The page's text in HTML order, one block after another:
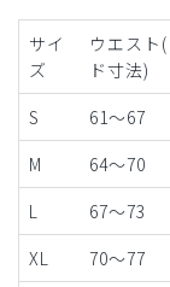
サイ
ズ
ウエスト
ド寸法)
S 61～67
M
64～70
L
67～73
XL
70～77